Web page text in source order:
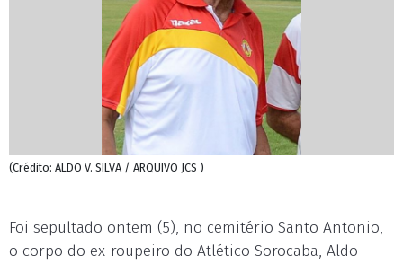
(Crédito: ALDO V. SILVA / ARQUIVO JCS )
Foi sepultado ontem (5), no cemitério Santo Antonio,
o corpo do ex-roupeiro do Atlético Sorocaba, Aldo